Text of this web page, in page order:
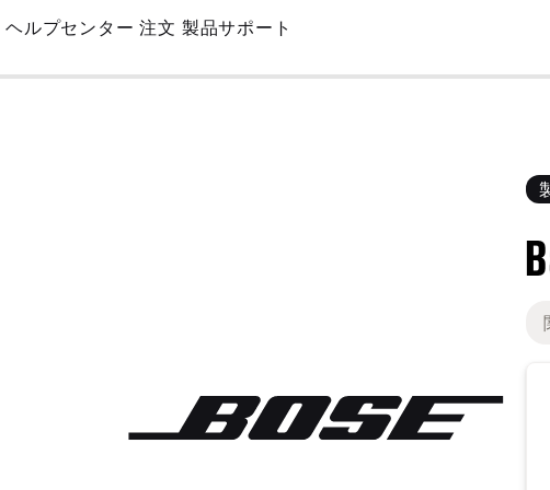
Skip
Main
ヘルプセンター 注文 製品サポート